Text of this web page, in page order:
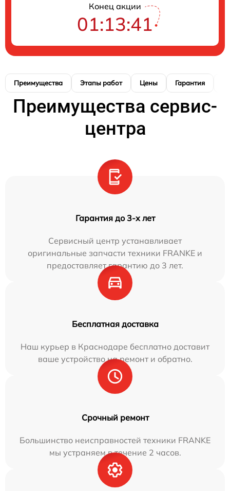
Конец акции
01:13:40
Преимущества Этапы работ Цены Гарантия
Преимущества сервис-
центра
Гарантия до 3-х лет
Сервисный центр устанавливает
оригинальные запчасти техники FRANKE и
предоставляет гарантию до 3 лет.
Бесплатная доставка
Наш курьер в Краснодаре бесплатно доставит
ваше устройство на ремонт и обратно.
Срочный ремонт
Большинство неисправностей техники FRANKE
мы устраняем в течение 2 часов.